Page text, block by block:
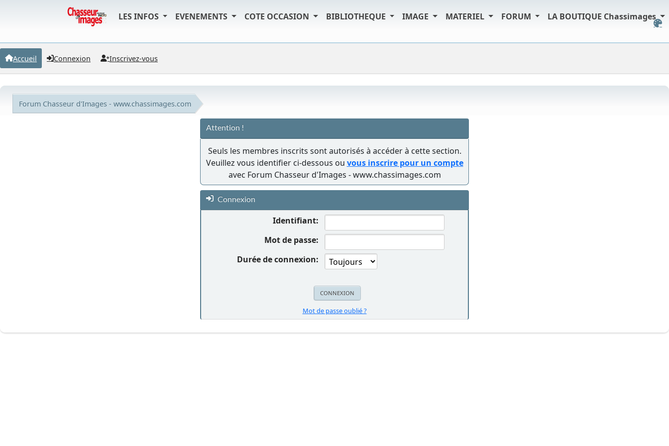
LES INFOS EVENEMENTS COTE OCCASION BIBLIOTHEQUE IMAGE MATERIEL FORUM LA BOUTIQUE Chassimages
Accueil Connexion Inscrivez-vous
Forum Chasseur d'Images - www.chassimages.com
Attention !
Seuls les membres inscrits sont autorisés à accéder à cette section.
Veuillez vous identifier ci-dessous ou vous inscrire pour un compte
avec Forum Chasseur d'Images - www.chassimages.com
Connexion
Identifiant:
Mot de passe:
Durée de connexion:
Mot de passe oublié ?